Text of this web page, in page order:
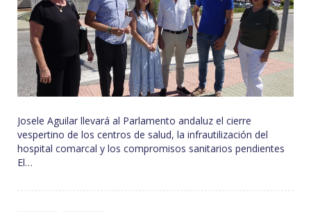
Josele Aguilar llevará al Parlamento andaluz el cierre
vespertino de los centros de salud, la infrautilización del
hospital comarcal y los compromisos sanitarios pendientes
El…